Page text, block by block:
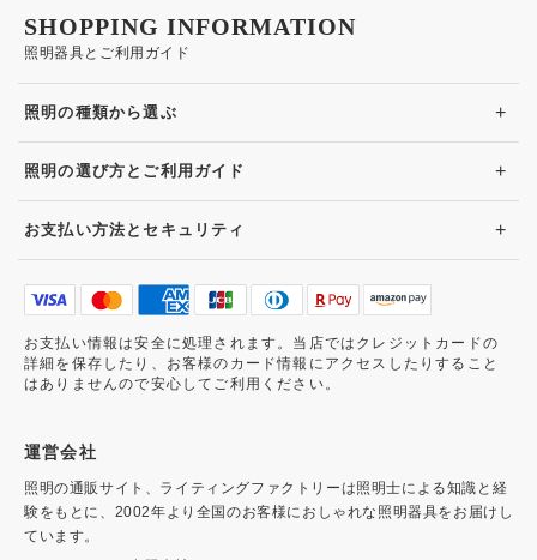
照明器具とご利用ガイド
SHOPPING INFORMATION
照明の種類から選ぶ +
照明の選び方とご利用ガイド +
お支払い方法とセキュリティ +
お支払い情報は安全に処理されます。当店ではクレジットカードの
詳細を保存したり、お客様のカード情報にアクセスしたりすること
はありませんので安心してご利用ください。
運営会社
照明の通販サイト、ライティングファクトリーは照明士による知識と経
験をもとに、2002年より全国のお客様におしゃれな照明器具をお届けし
ています。